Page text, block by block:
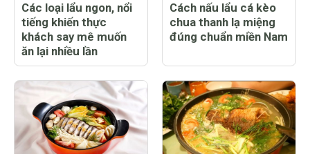
Các loại lẩu ngon, nổi
tiếng khiến thực
khách say mê muốn
ăn lại nhiều lần
Cách nấu lẩu cá kèo
chua thanh lạ miệng
đúng chuẩn miền Nam